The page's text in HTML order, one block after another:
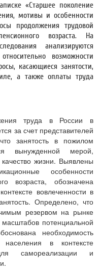
«Старшее поколение
мотивы и особенности
продолжения трудовой
возраста. На
анализируются
возможности
касающиеся занятости,
а также оплаты труда
труда в России в
за счет представителей
занятость в пожилом
вынужденной мерой,
жизни. Выявлены
особенности
возраста, обозначена
вовлеченности в
Определено, что
резервом на рынке
потенциальной
необходимость
населения в контексте
самореализации и